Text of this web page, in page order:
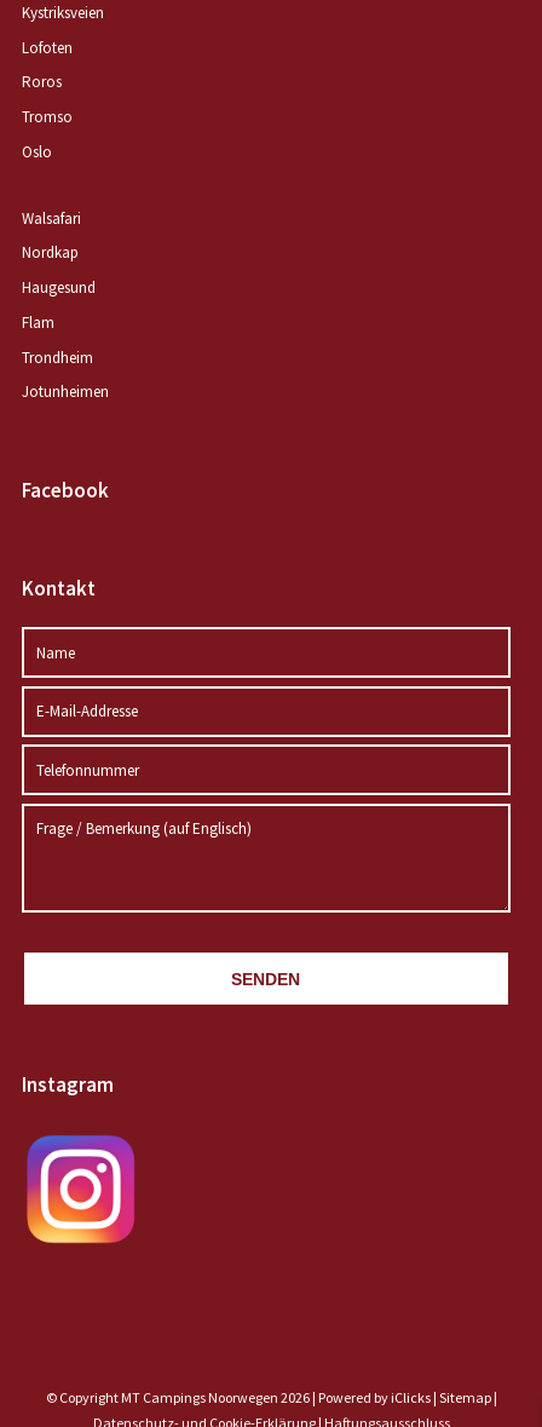
Kystriksveien
Lofoten
Roros
Tromso
Oslo
Walsafari
Nordkap
Haugesund
Flam
Trondheim
Jotunheimen
Facebook
Kontakt
SENDEN
Instagram
© Copyright MT Campings Noorwegen 2026 | Powered by iClicks| Sitemap|
Datenschutz- und Cookie-Erklärung | Haftungsausschluss